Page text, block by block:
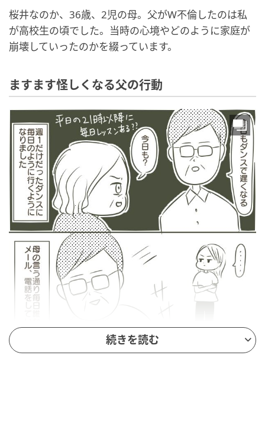
桜井なのか、36歳、2児の母。父がW不倫したのは私
が高校生の頃でした。当時の心境やどのように家庭が
崩壊していったのかを綴っています。
ますます怪しくなる父の行動
続きを読む